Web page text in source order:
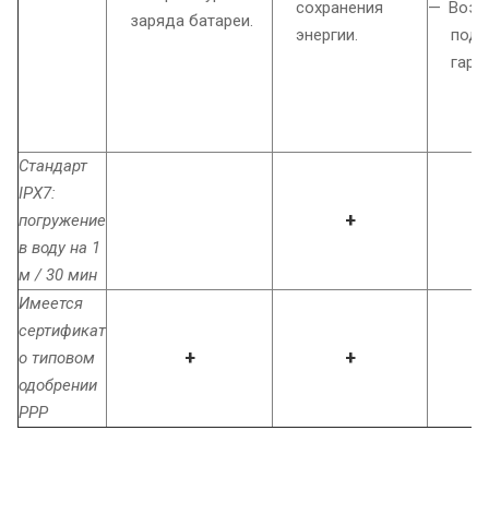
заряда батареи.
сохранения
энергии.
Стандарт
IPX7:
погружение
в воду на 1
м / 30 мин
+
Имеется
сертификат
о типовом
одобрении
РРР
+ +